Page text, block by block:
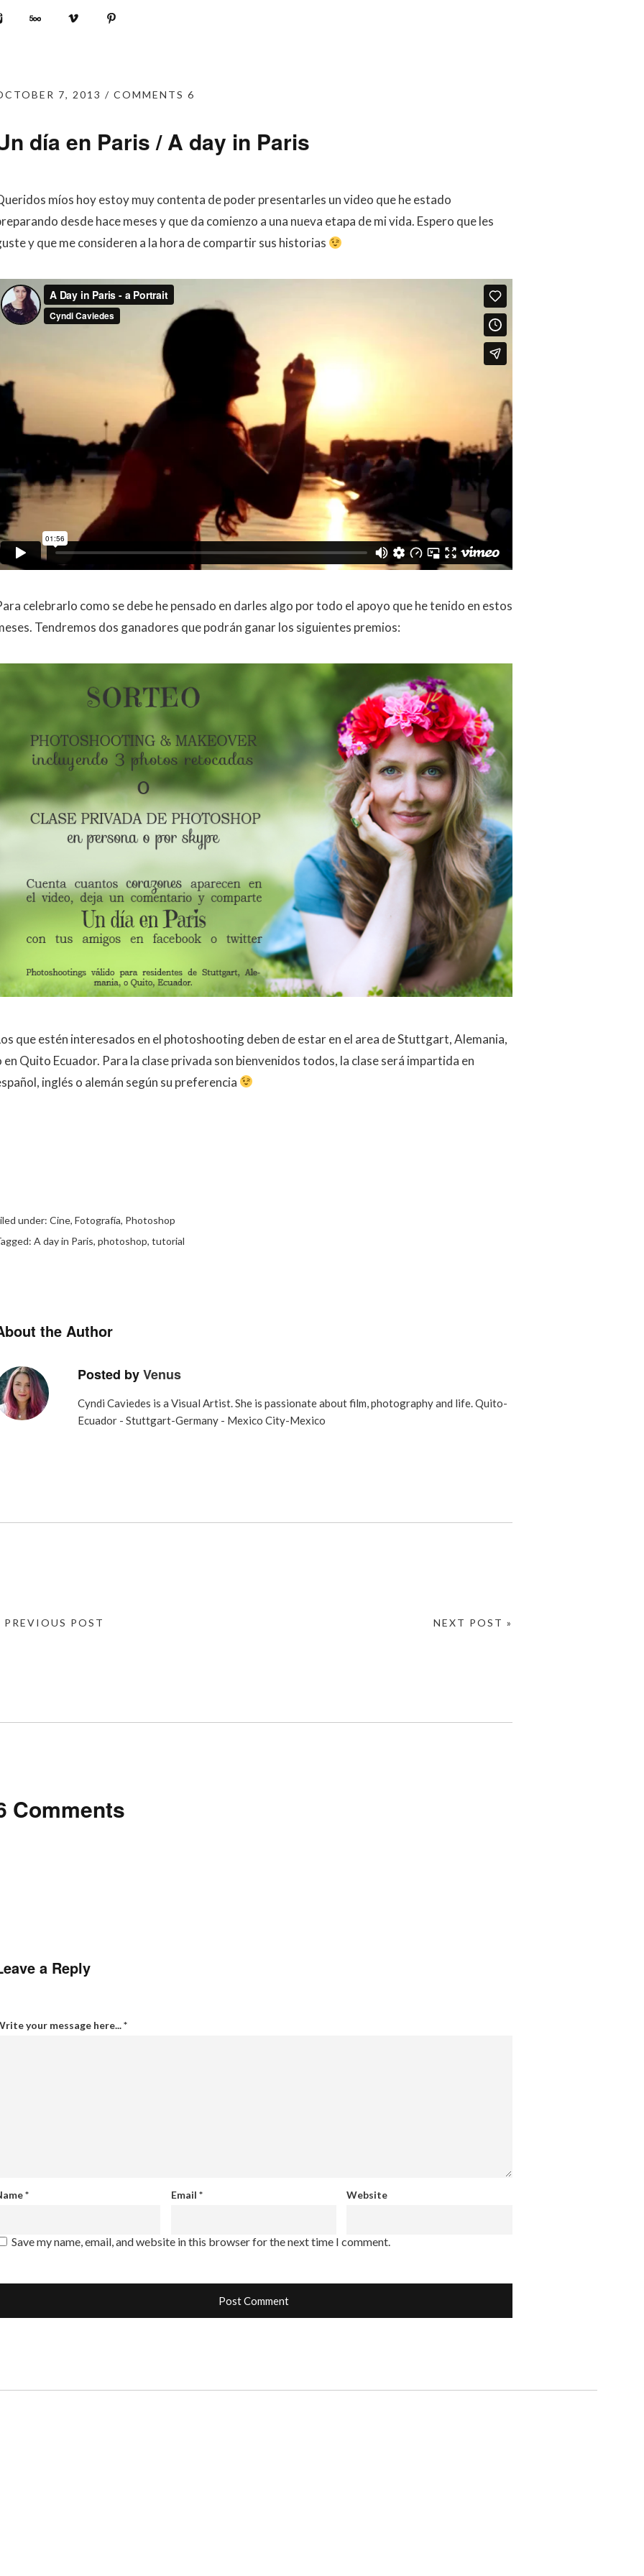
7, 2013 COMMENTS 6
día en Paris / A day in Paris
míos hoy estoy muy contenta de poder presentarles un video que he estado
desde hace meses y que da comienzo a una nueva etapa de mi vida. Espero que les
y que me consideren a la hora de compartir sus historias
celebrarlo como se debe he pensado en darles algo por todo el apoyo que he tenido en estos
Tendremos dos ganadores que podrán ganar los siguientes premios:
que estén interesados en el photoshooting deben de estar en el area de Stuttgart, Alemania,
en Quito Ecuador. Para la clase privada son bienvenidos todos, la clase será impartida en
inglés o alemán según su preferencia
under: Cine, Fotografía, Photoshop
A day in Paris, photoshop, tutorial
the Author
Posted byVenus
Cyndi Caviedes is a Visual Artist. She is passionate about film, photography and life. Quito-
Ecuador - Stuttgart-Germany - Mexico City-Mexico
NEXT POST »
PREVIOUS POST
Comments
a Reply
your message here...*
* Email * Website
Save my name, email, and website in this browser for the next time I comment.